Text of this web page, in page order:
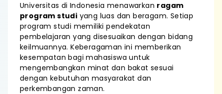
Universitas di Indonesia menawarkan ragam
program studi yang luas dan beragam. Setiap
program studi memiliki pendekatan
pembelajaran yang disesuaikan dengan bidang
keilmuannya. Keberagaman ini memberikan
kesempatan bagi mahasiswa untuk
mengembangkan minat dan bakat sesuai
dengan kebutuhan masyarakat dan
perkembangan zaman.